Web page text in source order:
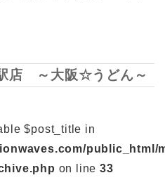
店 ～大阪☆うどん～
$post_title in
public_html/
on line33